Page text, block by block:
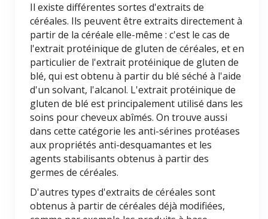
Il existe différentes sortes d'extraits de
céréales. Ils peuvent être extraits directement à
partir de la céréale elle-même : c'est le cas de
l'extrait protéinique de gluten de céréales, et en
particulier de l'extrait protéinique de gluten de
blé, qui est obtenu à partir du blé séché à l'aide
d'un solvant, l'alcanol. L'extrait protéinique de
gluten de blé est principalement utilisé dans les
soins pour cheveux abîmés. On trouve aussi
dans cette catégorie les anti-sérines protéases
aux propriétés anti-desquamantes et les
agents stabilisants obtenus à partir des
germes de céréales.
D'autres types d'extraits de céréales sont
obtenus à partir de céréales déjà modifiées,